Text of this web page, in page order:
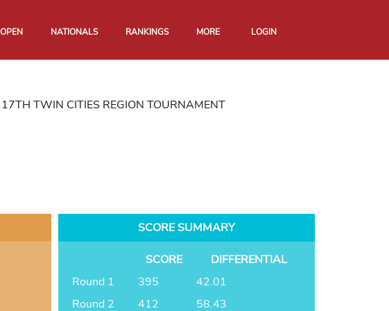
NATIONALS RANKINGS MORE LOGIN
TWIN CITIES REGION TOURNAMENT
SCORE SUMMARY
SCORE
DIFFERENTIAL
Round 1
395
42.01
Round 2
412
58.43